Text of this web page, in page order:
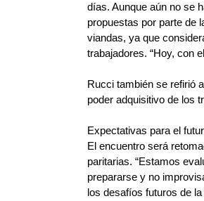
días. Aunque aún no se
propuestas por parte de
viandas, ya que
trabajadores. “Hoy, con
Rucci también se refirió
poder adquisitivo de los
Expectativas para el
El encuentro será
paritarias. “Estamos
prepararse y no
los desafíos futuros de